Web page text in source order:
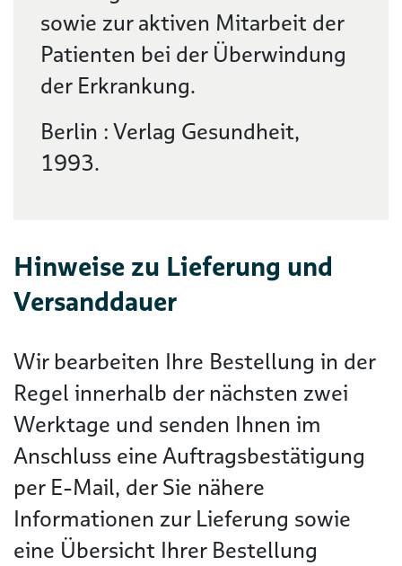
sowie zur aktiven Mitarbeit der
Patienten bei der Überwindung
der Erkrankung.
Berlin : Verlag Gesundheit,
1993.
Hinweise zu Lieferung und
Versanddauer
Wir bearbeiten Ihre Bestellung in der
Regel innerhalb der nächsten zwei
Werktage und senden Ihnen im
Anschluss eine Auftragsbestätigung
per E-Mail, der Sie nähere
Informationen zur Lieferung sowie
eine Übersicht Ihrer Bestellung